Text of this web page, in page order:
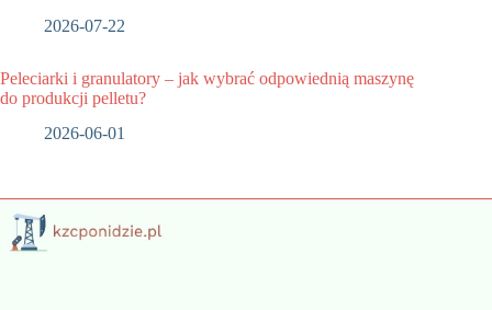
2026-07-22
Peleciarki i granulatory – jak wybrać odpowiednią maszynę
do produkcji pelletu?
2026-06-01